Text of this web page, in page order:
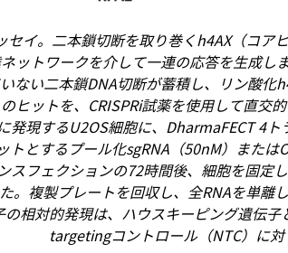
セイ。二本鎖切断を取り巻くh4AX（コア
ットワークを介して一連の応答を生成し
ない二本鎖DNA切断が蓄積し、リン酸化
ヒットを、CRISPRi試薬を使用して直交
発現するU2OS細胞に、DharmaFECT 4ト
トとするプール化sgRNA（50nM）また
スフェクションの72時間後、細胞を固定
。複製プレートを回収し、全RNAを単離
の相対的発現は、ハウスキーピング遺伝
targetingコントロール（NTC）に対